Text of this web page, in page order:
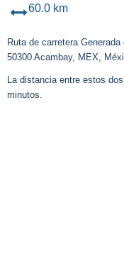
60.0 km
Ruta de carretera
50300 Acambay, MEX,
La distancia entre estos
minutos.